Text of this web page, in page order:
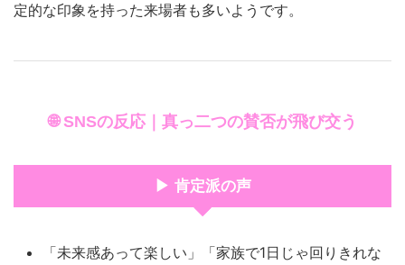
定的な印象を持った来場者も多いようです。
🌐 SNSの反応｜真っ二つの賛否が飛び交う
▶ 肯定派の声
「未来感あって楽しい」「家族で1日じゃ回りきれな